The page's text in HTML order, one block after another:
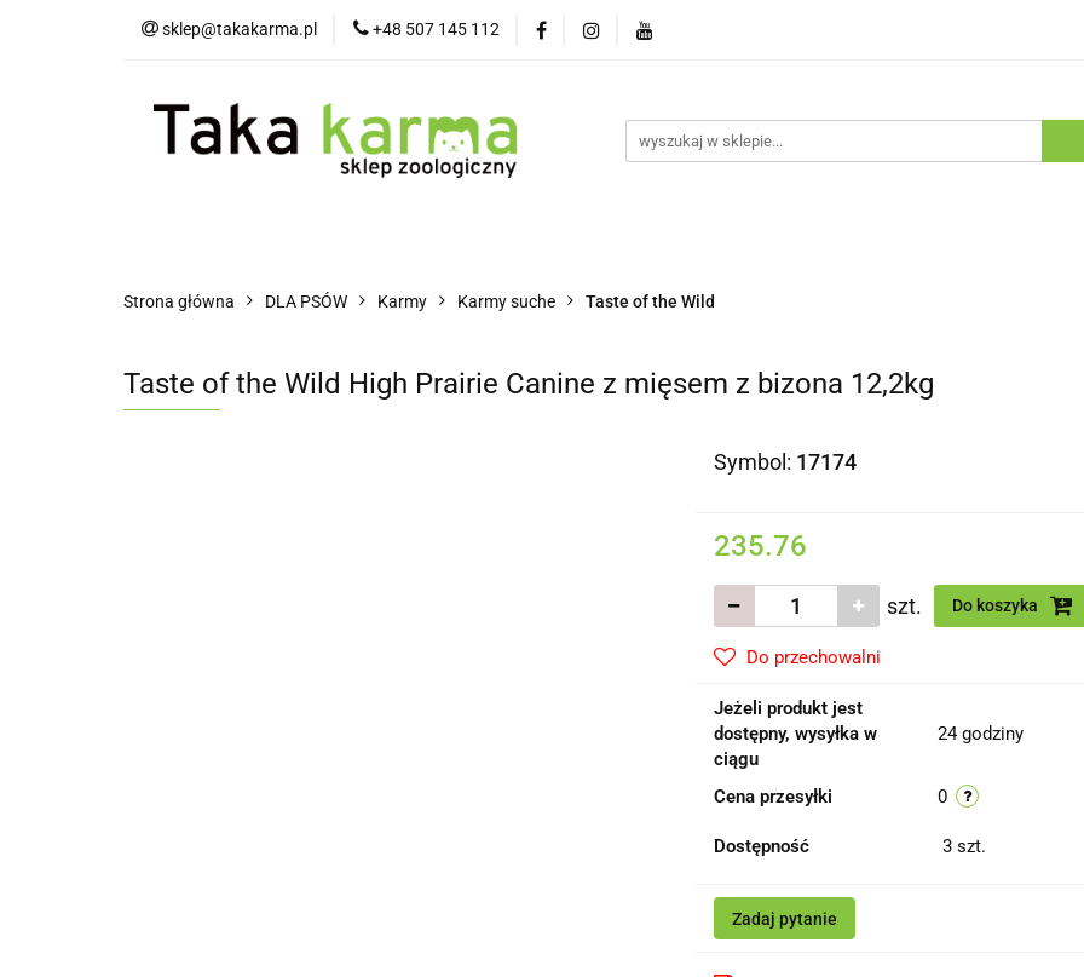
sklep@takakarma.pl +48 507 145 112
O sklepie Dostawa Promocje
Strona główna DLA PSÓW Karmy Karmy suche Taste of the Wild
Taste of the Wild High Prairie Canine z mięsem z bizona 12,2kg
Symbol: 17174
235.76
szt. Do koszyka
Do przechowalni
Jeżeli produkt jest
dostępny, wysyłka w
ciągu
24 godziny
Cena przesyłki 0
Dostępność 3 szt.
Zadaj pytanie